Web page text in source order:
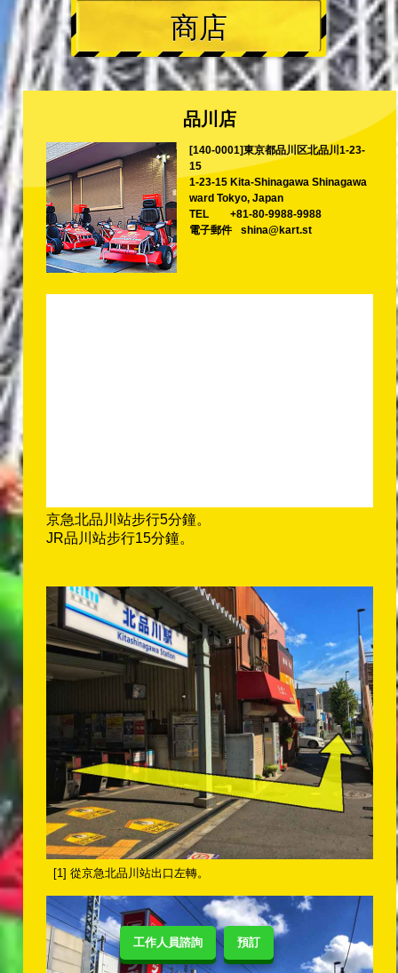
工作人員諮詢 預訂
商店
品川店
[140-0001]東京都品川区北品川1-23-
15
1-23-15 Kita-Shinagawa Shinagawa
ward Tokyo, Japan
TEL
+81-80-9988-9988
電子郵件
shina@kart.st
京急北品川站步行5分鐘。
JR品川站步行15分鐘。
[1] 從京急北品川站出口左轉。